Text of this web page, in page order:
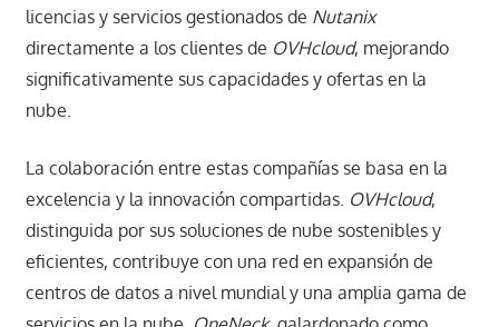
licencias y servicios gestionados de Nutanix
directamente a los clientes de OVHcloud, mejorando
significativamente sus capacidades y ofertas en la
nube.
La colaboración entre estas compañías se basa en la
excelencia y la innovación compartidas. OVHcloud,
distinguida por sus soluciones de nube sostenibles y
eficientes, contribuye con una red en expansión de
centros de datos a nivel mundial y una amplia gama de